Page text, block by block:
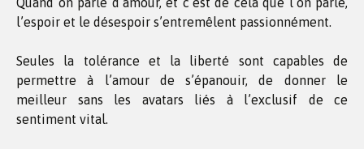
l’espoir et le désespoir s’entremêlent passionnément.
Seules la tolérance et la liberté sont capables de
permettre à l’amour de s’épanouir, de donner le
meilleur sans les avatars liés à l’exclusif de ce
sentiment vital.